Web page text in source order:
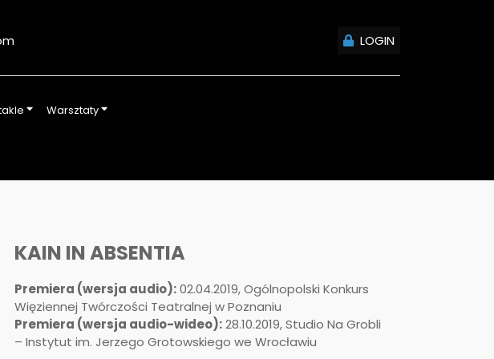
LOGIN
Warsztaty
KAIN IN ABSENTIA
Premiera (wersja audio):02.04.2019, Ogólnopolski Konkurs
Więziennej Twórczości Teatralnej w Poznaniu
Premiera (wersja audio-wideo):28.10.2019, Studio Na Grobli
– Instytut im. Jerzego Grotowskiego we Wrocławiu